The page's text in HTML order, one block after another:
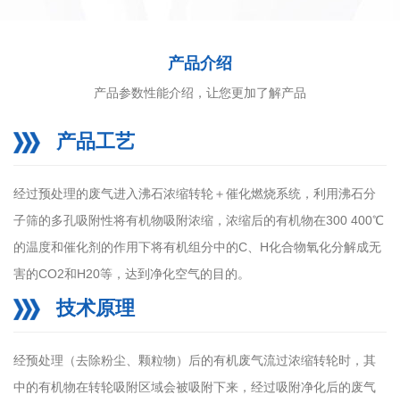
产品介绍
产品参数性能介绍，让您更加了解产品
产品工艺
经过预处理的废气进入沸石浓缩转轮＋催化燃烧系统，利用沸石分
子筛的多孔吸附性将有机物吸附浓缩，浓缩后的有机物在300 400℃
的温度和催化剂的作用下将有机组分中的C、H化合物氧化分解成无
害的CO2和H20等，达到净化空气的目的。
技术原理
经预处理（去除粉尘、颗粒物）后的有机废气流过浓缩转轮时，其
中的有机物在转轮吸附区域会被吸附下来，经过吸附净化后的废气